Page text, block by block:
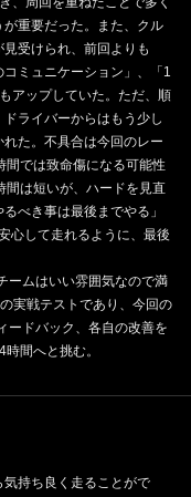
重要だった。また、クル
受けられ、前回よりも
コミュニケーション」、「1
アップしていた。ただ、順
ライバーからはもう少し
た。不具合は今回のレー
間では致命傷になる可能性
間は短いが、ハードを見直
べき事は最後までやる」
心して走れるように、最後
ームはいい雰囲気なので満
実戦テストであり、今回の
ードバック、各自の改善を
間へと挑む。
持ち良く走ることがで